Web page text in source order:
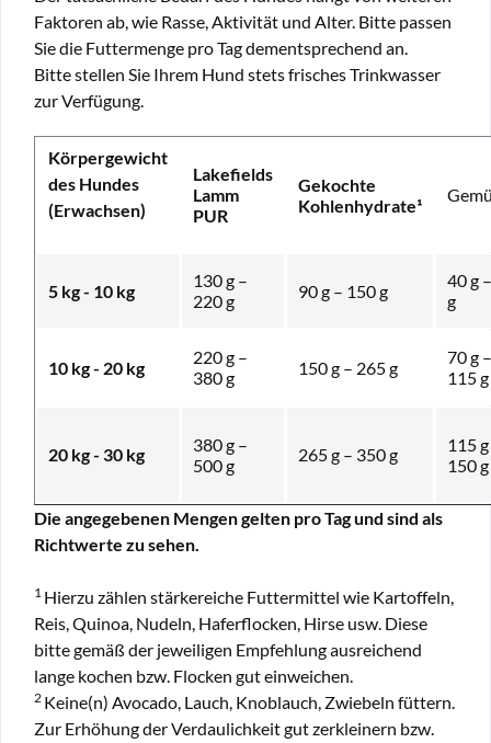
Faktoren ab, wie Rasse, Aktivität und Alter. Bitte passen
Sie die Futtermenge pro Tag dementsprechend an.
Bitte stellen Sie Ihrem Hund stets frisches Trinkwasser
zur Verfügung.
Körpergewicht
des Hundes
(Erwachsen)
Lakefields
Lamm
PUR
Gekochte
Kohlenhydrate¹
5 kg - 10 kg
130 g –
220 g
90 g – 150 g
40 g
g
10 kg - 20 kg
220 g –
380 g
150 g – 265 g
70 g –
115 g
20 kg - 30 kg
380 g –
500 g
265 g – 350 g
115
150 g
Die angegebenen Mengen gelten pro Tag und sind als
Richtwerte zu sehen.
1 Hierzu zählen stärkereiche Futtermittel wie Kartoffeln,
Reis, Quinoa, Nudeln, Haferflocken, Hirse usw. Diese
bitte gemäß der jeweiligen Empfehlung ausreichend
lange kochen bzw. Flocken gut einweichen.
2 Keine(n) Avocado, Lauch, Knoblauch, Zwiebeln füttern.
Zur Erhöhung der Verdaulichkeit gut zerkleinern bzw.